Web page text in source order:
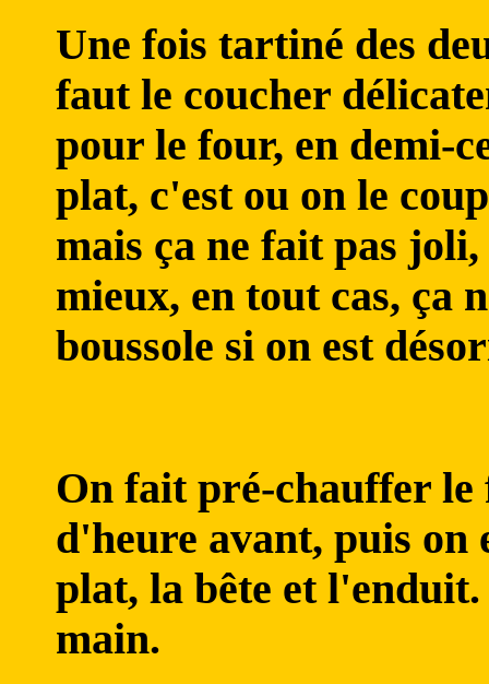
Une fois tartiné des
faut le coucher
pour le four, en demi-
plat, c'est ou on le
mais ça ne fait pas
mieux, en tout cas, ça
boussole si on est
On fait pré-chauffer
d'heure avant, puis
plat, la bête et
main.